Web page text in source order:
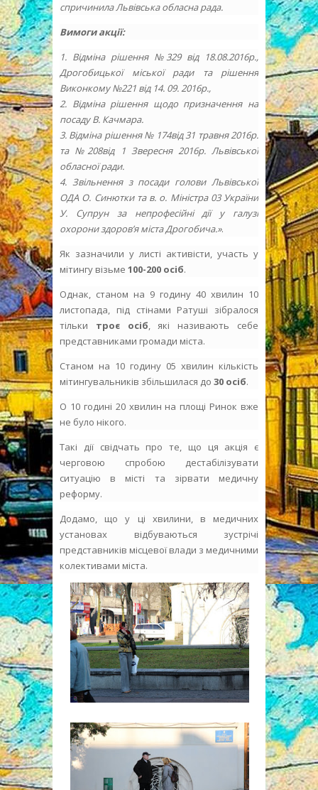
спричинила Львівська обласна рада.
Вимоги акції:
1. Відміна рішення №329 від 18.08.2016р.,
Дрогобицької міської ради та рішення
Виконкому №221 від 14. 09. 2016р.,
2. Відміна рішення щодо призначення на
посаду В. Качмара.
3. Відміна рішення № 174від 31 травня 2016р.
та №208від 1 Звересня 2016р. Львівської
обласної ради.
4. Звільнення з посади голови Львівської
ОДА О. Синютки та в. о. Міністра 03 України
У. Супрун за непрофесійні дії у галузі
охорони здоров’я міста Дрогобича.».
Як зазначили у листі активісти, участь у
мітингу візьме 100-200 осіб.
Однак, станом на 9 годину 40 хвилин 10
листопада, під стінами Ратуші зібралося
тільки троє осіб, які називають себе
представниками громади міста.
Станом на 10 годину 05 хвилин кількість
мітингувальників збільшилася до 30 осіб.
О 10 годині 20 хвилин на площі Ринок вже
не було нікого.
Такі дії свідчать про те, що ця акція є
черговою спробою дестабілізувати
ситуацію в місті та зірвати медичну
реформу.
Додамо, що у ці хвилини, в медичних
установах відбуваються зустрічі
представників місцевої влади з медичними
колективами міста.